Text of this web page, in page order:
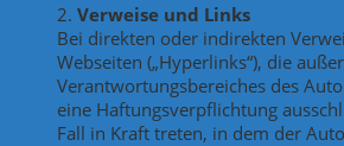
2. Verweise und Links
Bei direkten oder indirekten
Webseiten („Hyperlinks“), die
Verantwortungsbereiches des
eine Haftungsverpflichtung
Fall in Kraft treten, in dem der